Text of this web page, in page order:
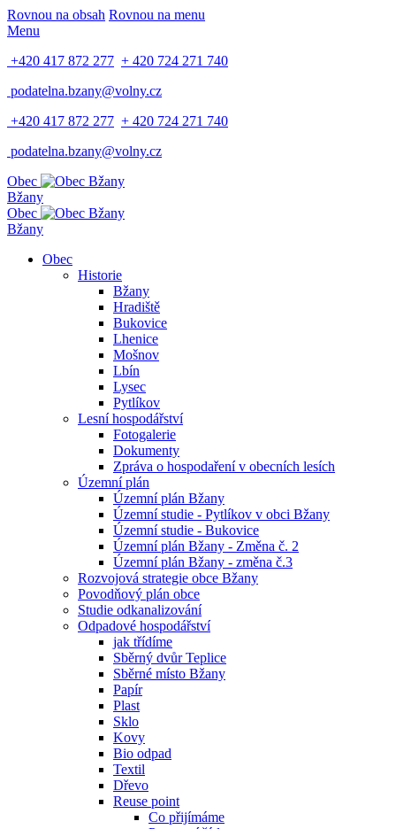
Rovnou na obsah Rovnou na menu
Menu
+420 417 872 277 + 420 724 271 740
podatelna.bzany@volny.cz
+420 417 872 277 + 420 724 271 740
podatelna.bzany@volny.cz
Obec
Bžany
Obec
Bžany
Obec
Historie
Bžany
Hradiště
Bukovice
Lhenice
Mošnov
Lbín
Lysec
Pytlíkov
Lesní hospodářství
Fotogalerie
Dokumenty
Zpráva o hospodaření v obecních lesích
Územní plán
Územní plán Bžany
Územní studie - Pytlíkov v obci Bžany
Územní studie - Bukovice
Územní plán Bžany - Změna č. 2
Územní plán Bžany - změna č.3
Rozvojová strategie obce Bžany
Povodňový plán obce
Studie odkanalizování
Odpadové hospodářství
jak třídíme
Sběrný dvůr Teplice
Sběrné místo Bžany
Papír
Plast
Sklo
Kovy
Bio odpad
Textil
Dřevo
Reuse point
Co přijímáme